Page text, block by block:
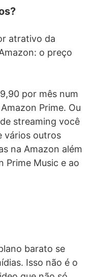
atrativo da
o preço
por mês num
Prime. Ou
streaming você
vários outros
na Amazon além
Prime Music e ao
barato se
Isso não é o